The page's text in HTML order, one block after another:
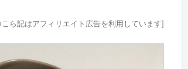
こら記はアフィリエイト広告を利用しています]